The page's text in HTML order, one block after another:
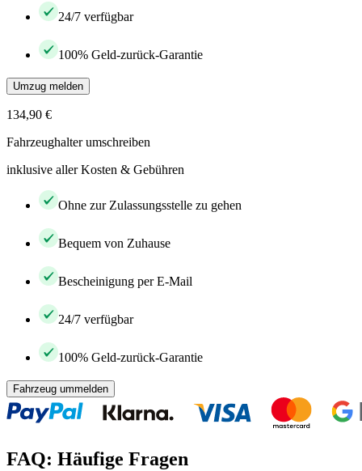
24/7 verfügbar
100% Geld-zurück-Garantie
Umzug melden
134,90 €
Fahrzeughalter umschreiben
inklusive aller Kosten & Gebühren
Ohne zur Zulassungsstelle zu gehen
Bequem von Zuhause
Bescheinigung per E-Mail
24/7 verfügbar
100% Geld-zurück-Garantie
Fahrzeug ummelden
FAQ: Häufige Fragen